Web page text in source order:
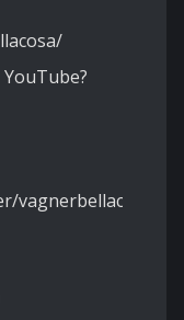
vagnerbellacosa